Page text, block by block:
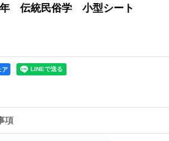
伝統民俗学 小型シート
ア
項